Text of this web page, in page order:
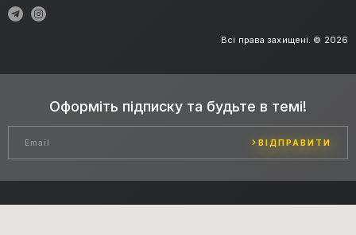
Всі права захищені. © 2026
Оформіть підписку та будьте в темі!
ВІДПРАВИТИ